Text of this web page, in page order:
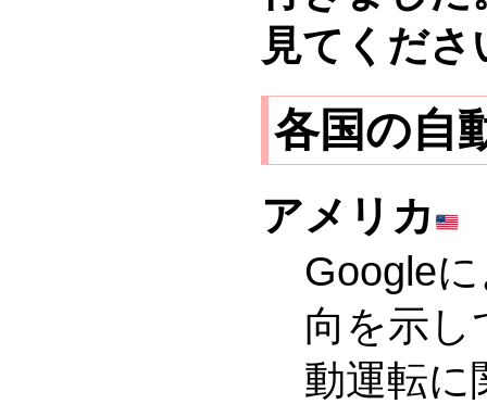
見てくださ
各国の自
アメリカ
Google
向を示し
動運転に